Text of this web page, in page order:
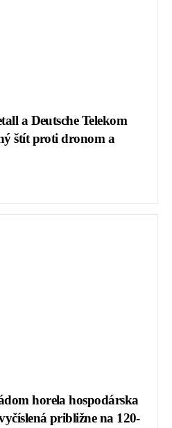
a Deutsche Telekom
štít proti dronom a
horela hospodárska
približne na 120-